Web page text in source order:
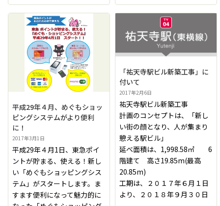
平成29年４月、めぐもショッ
ピングシステムがより便利
に！
2017年3月1日
平成29年４月1日、東急ポイ
ントが貯まる、使える！新し
い「めぐもショッピングシス
テム」がスタートします。ま
すます便利になって魅力的に
「祐天寺駅ビル新築工事」に
付いて
2017年2月6日
祐天寺駅ビル新築工事
計画のコンセプトは、「新し
い街の顔となり、人が集まり
憩える駅ビル」
延べ面積は、1,998.58㎡ 6
階建て 高さ19.85m(最高
20.85m)
工期は、２０１７年６月１日
より、２０１８年９月３０日